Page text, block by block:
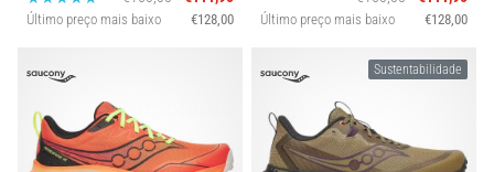
de
comum
que…
Último preço mais baixo €128,00 Último preço mais baixo €128,00
Sustentabilidade